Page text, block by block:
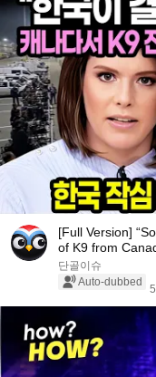
[Full Version]
of K9 from
단골이슈
Auto-dubbed